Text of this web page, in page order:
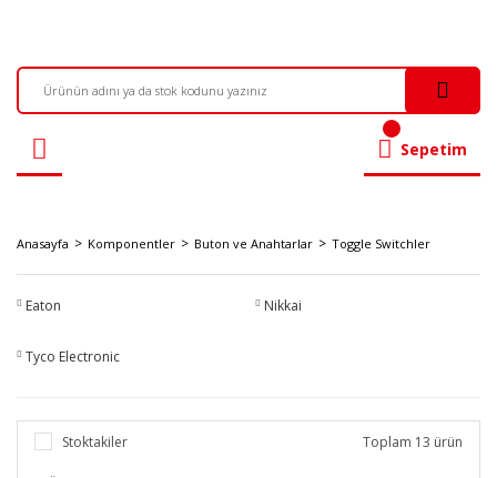
Sepetim
Anasayfa Komponentler Buton ve Anahtarlar Toggle Switchler
Eaton Nikkai
Tyco Electronic
Stoktakiler Toplam 13 ürün